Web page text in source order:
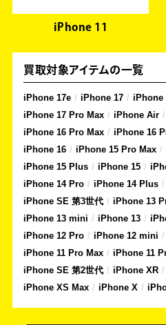
iPhone 11
買取対象アイテムの一覧
iPhone 17e iPhone 17
iPhone
iPhone 17 Pro Max
iPhone Air
iPhone 16 Pro Max
iPhone 16
iPhone 16
iPhone 15 Pro Max
iPhone 15 Plus
iPhone 15
iPhone 14 Pro
iPhone 14 Plus
iPhone SE 第3世代
iPhone 13
iPhone 13 mini
iPhone 13
iPhone 12 Pro
iPhone 12 mini
iPhone 11 Pro Max
iPhone 11
iPhone SE 第2世代
iPhone XR
iPhone XS Max
iPhone X